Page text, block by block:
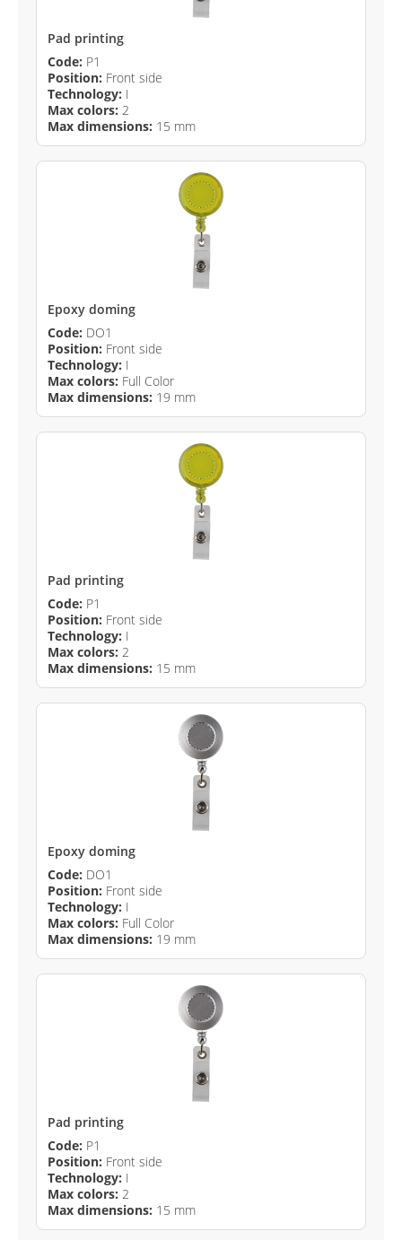
Pad printing
Code: P1
Position: Front side
Technology: I
Max colors: 2
Max dimensions: 15 mm
Epoxy doming
Code: DO1
Position: Front side
Technology: I
Max colors: Full Color
Max dimensions: 19 mm
Pad printing
Code: P1
Position: Front side
Technology: I
Max colors: 2
Max dimensions: 15 mm
Epoxy doming
Code: DO1
Position: Front side
Technology: I
Max colors: Full Color
Max dimensions: 19 mm
Pad printing
Code: P1
Position: Front side
Technology: I
Max colors: 2
Max dimensions: 15 mm